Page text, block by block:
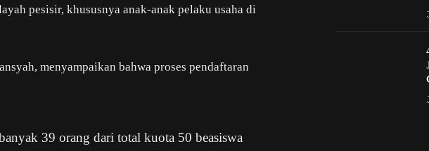
pesisir, khususnya anak-anak pelaku usaha di
menyampaikan bahwa proses pendaftaran
39 orang dari total kuota 50 beasiswa